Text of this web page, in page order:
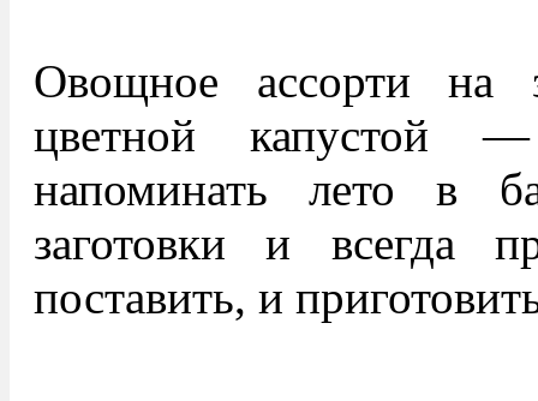
Овощное ассорти на
цветной капустой
напоминать лето в
заготовки и всегда
поставить, и